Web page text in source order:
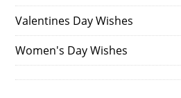
Valentines Day Wishes
Women's Day Wishes